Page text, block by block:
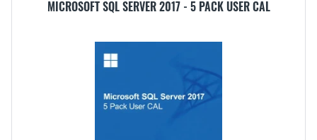
MICROSOFT SQL SERVER 2017 - 5 PACK USER CAL